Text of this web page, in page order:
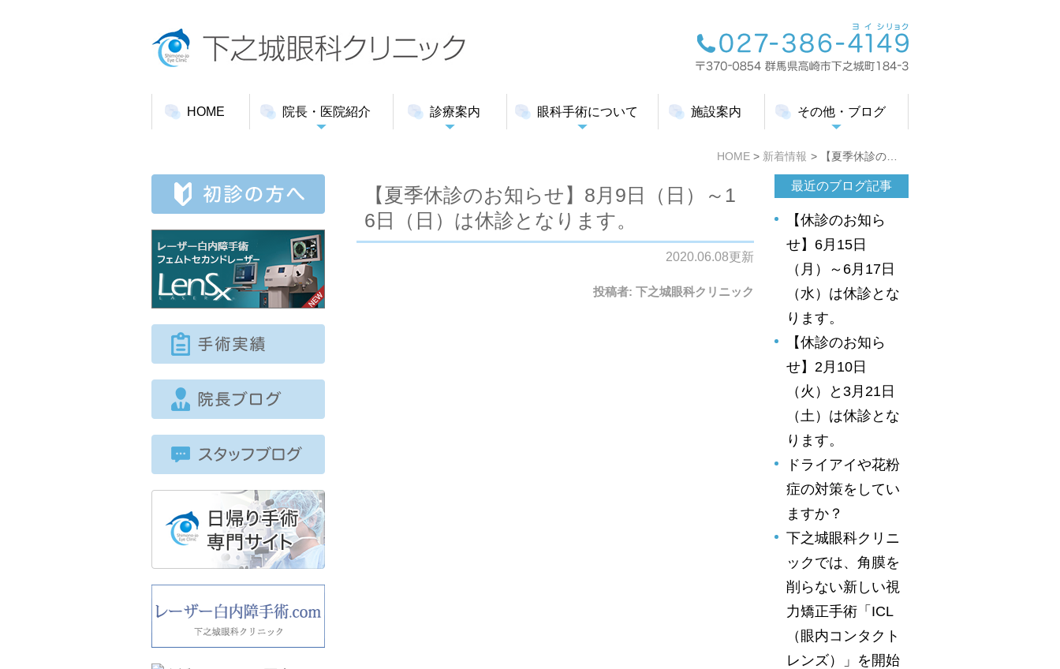
HOME 院長・医院紹介 診療案内 眼科手術について 施設案内 その他・ブログ
HOME 新着情報 【夏季休診のお知らせ】8月9日（日）～16日（日）は休診となります。
【夏季休診のお知らせ】8月9日（日）～1
6日（日）は休診となります。
2020.06.08更新
投稿者: 下之城眼科クリニック
最近のブログ記事
【休診のお知ら
せ】6月15日
（月）～6月17日
（水）は休診とな
ります。
【休診のお知ら
せ】2月10日
（火）と3月21日
（土）は休診とな
ります。
ドライアイや花粉
症の対策をしてい
ますか？
下之城眼科クリニ
ックでは、角膜を
削らない新しい視
力矯正手術「ICL
（眼内コンタクト
レンズ）」を開始